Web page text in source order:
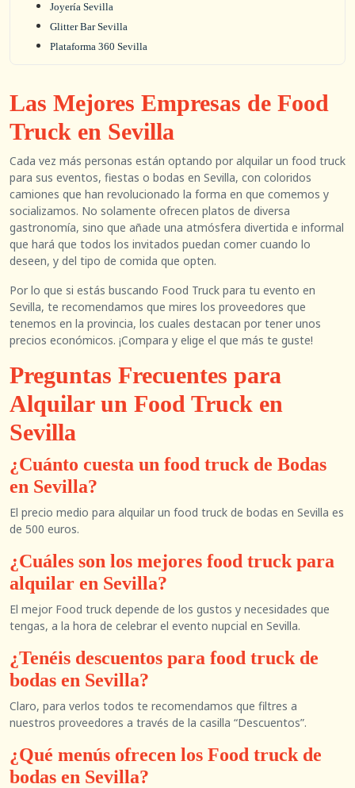
Joyería Sevilla
Glitter Bar Sevilla
Plataforma 360 Sevilla
Las Mejores Empresas de Food
Truck en Sevilla
Cada vez más personas están optando por alquilar un food truck
para sus eventos, fiestas o bodas en Sevilla, con coloridos
camiones que han revolucionado la forma en que comemos y
socializamos. No solamente ofrecen platos de diversa
gastronomía, sino que añade una atmósfera divertida e informal
que hará que todos los invitados puedan comer cuando lo
deseen, y del tipo de comida que opten.
Por lo que si estás buscando Food Truck para tu evento en
Sevilla, te recomendamos que mires los proveedores que
tenemos en la provincia, los cuales destacan por tener unos
precios económicos. ¡Compara y elige el que más te guste!
Preguntas Frecuentes para
Alquilar un Food Truck en
Sevilla
¿Cuánto cuesta un food truck de Bodas
en Sevilla?
El precio medio para alquilar un food truck de bodas en Sevilla es
de 500 euros.
¿Cuáles son los mejores food truck para
alquilar en Sevilla?
El mejor Food truck depende de los gustos y necesidades que
tengas, a la hora de celebrar el evento nupcial en Sevilla.
¿Tenéis descuentos para food truck de
bodas en Sevilla?
Claro, para verlos todos te recomendamos que filtres a
nuestros proveedores a través de la casilla “Descuentos”.
¿Qué menús ofrecen los Food truck de
bodas en Sevilla?